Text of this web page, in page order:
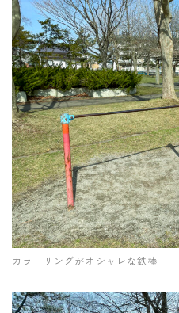
カラーリングがオシャレな鉄棒